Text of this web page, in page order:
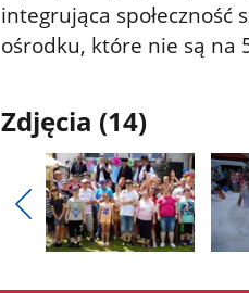
integrująca społeczność
ośrodku, które nie są na
Zdjęcia (14)
Pokaż
poprzednie